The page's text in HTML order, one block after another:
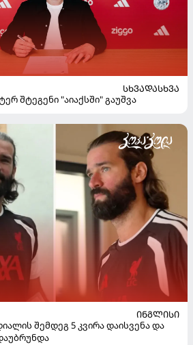
ᲡᲮᲕᲐᲓᲐᲡᲮᲕᲐ
შტეგენი "აიაქსში" გაუშვა
ᲘᲜᲒᲚᲘᲡᲘ
შემდეგ 5 კვირა დაისვენა და